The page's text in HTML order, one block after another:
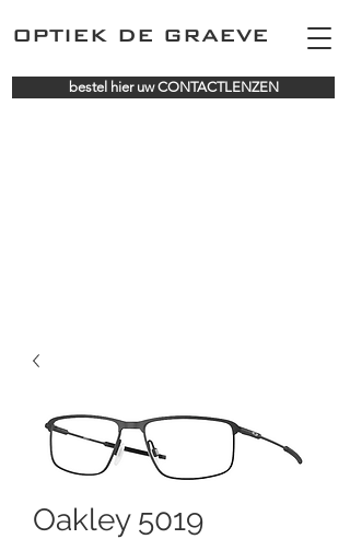
OPTIEK DE GRAEVE
bestel hier uw CONTACTLENZEN
Oakley 5019